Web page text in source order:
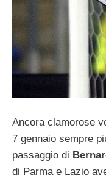
Ancora clamorose
7 gennaio sempre
passaggio di
di Parma e Lazio